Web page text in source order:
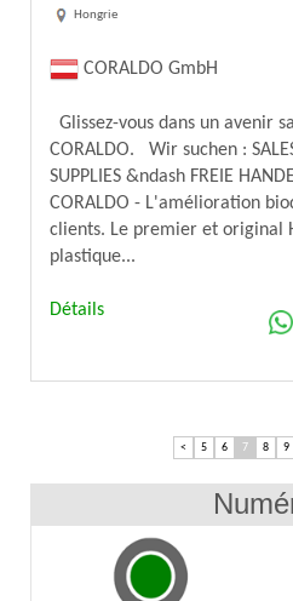
Hongrie
CORALDO GmbH
Glissez-vous dans un avenir
CORALDO. Wir suchen :
SUPPLIES &ndash FREIE
CORALDO - L'amélioration
clients. Le premier et original
plastique...
Détails
< 5 6 7 8 9